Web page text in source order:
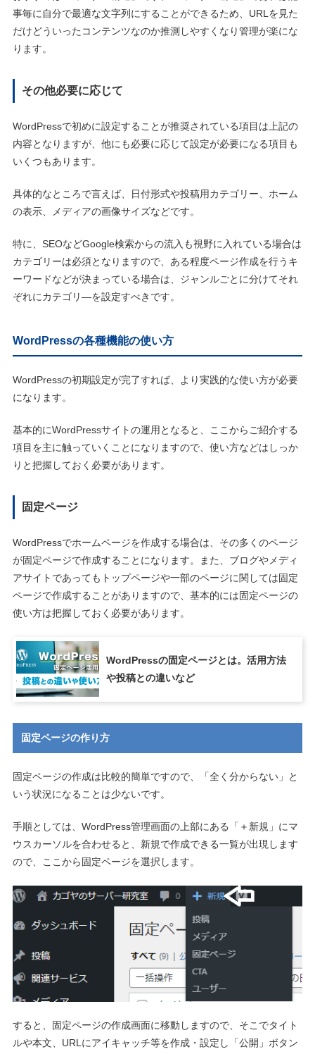
事毎に自分で最適な文字列にすることができるため、URLを見た
だけどういったコンテンツなのか推測しやすくなり管理が楽にな
ります。
その他必要に応じて
WordPressで初めに設定することが推奨されている項目は上記の
内容となりますが、他にも必要に応じて設定が必要になる項目も
いくつもあります。
具体的なところで言えば、日付形式や投稿用カテゴリー、ホーム
の表示、メディアの画像サイズなどです。
特に、SEOなどGoogle検索からの流入も視野に入れている場合は
カテゴリーは必須となりますので、ある程度ページ作成を行うキ
ーワードなどが決まっている場合は、ジャンルごとに分けてそれ
ぞれにカテゴリ―を設定すべきです。
WordPressの各種機能の使い方
WordPressの初期設定が完了すれば、より実践的な使い方が必要
になります。
基本的にWordPressサイトの運用となると、ここからご紹介する
項目を主に触っていくことになりますので、使い方などはしっか
りと把握しておく必要があります。
固定ページ
WordPressでホームページを作成する場合は、その多くのページ
が固定ページで作成することになります。また、ブログやメディ
アサイトであってもトップページや一部のページに関しては固定
ページで作成することがありますので、基本的には固定ページの
使い方は把握しておく必要があります。
WordPressの固定ページとは。活用方法
や投稿との違いなど
固定ページの作り方
固定ページの作成は比較的簡単ですので、「全く分からない」と
いう状況になることは少ないです。
手順としては、WordPress管理画面の上部にある「＋新規」にマ
ウスカーソルを合わせると、新規で作成できる一覧が出現します
ので、ここから固定ページを選択します。
すると、固定ページの作成画面に移動しますので、そこでタイト
ルや本文、URLにアイキャッチ等を作成・設定し「公開」ボタン